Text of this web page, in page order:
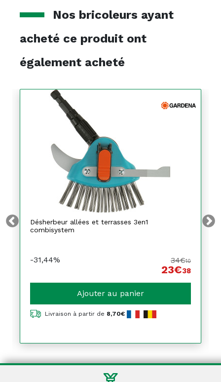
Nos bricoleurs ayant
acheté ce produit ont
également acheté
Désherbeur allées et terrasses 3en1
combisystem
-31,44% 34€10
23€38
Ajouter au panier
Livraison à partir de 8,70€